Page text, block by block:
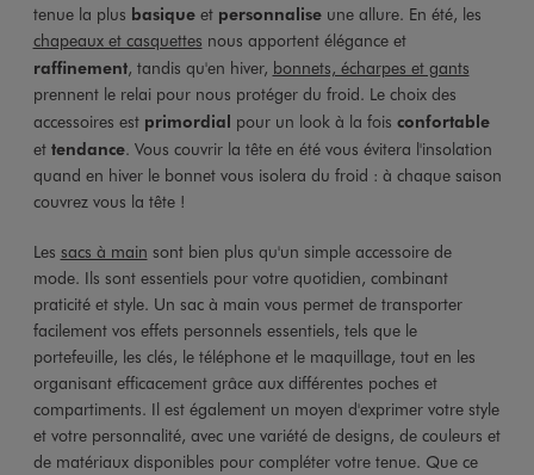
tenue la plus basiqueet personnaliseune allure. En été, les
chapeaux et casquettes nous apportent élégance et
raffinement, tandis qu'en hiver, bonnets, écharpes et gants
prennent le relai pour nous protéger du froid. Le choix des
accessoires est primordial pour un look à la fois confortable
et tendance. Vous couvrir la tête en été vous évitera l'insolation
quand en hiver le bonnet vous isolera du froid : à chaque saison
couvrez vous la tête !
Les sacs à main sont bien plus qu'un simple accessoire de
mode. Ils sont essentiels pour votre quotidien, combinant
praticité et style. Un sac à main vous permet de transporter
facilement vos effets personnels essentiels, tels que le
portefeuille, les clés, le téléphone et le maquillage, tout en les
organisant efficacement grâce aux différentes poches et
compartiments. Il est également un moyen d'exprimer votre style
et votre personnalité, avec une variété de designs, de couleurs et
de matériaux disponibles pour compléter votre tenue. Que ce